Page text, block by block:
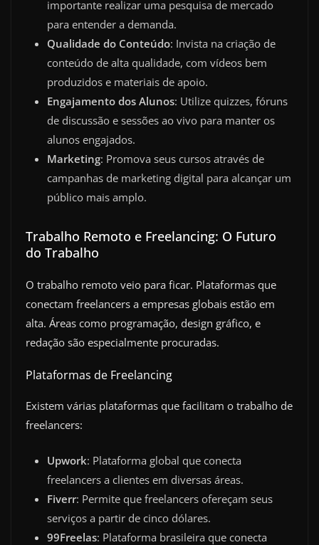
importante realizar uma pesquisa de mercado
para entender a demanda.
Qualidade do Conteúdo: Invista na criação de
conteúdo de alta qualidade, com vídeos bem
produzidos e materiais de apoio.
Engajamento dos Alunos: Utilize quizzes, fóruns
de discussão e sessões ao vivo para manter os
alunos engajados.
Marketing: Promova seus cursos através de
campanhas de marketing digital para alcançar um
público mais amplo.
Trabalho Remoto e Freelancing: O Futuro
do Trabalho
O trabalho remoto veio para ficar. Plataformas que
conectam freelancers a empresas globais estão em
alta. Áreas como programação, design gráfico, e
redação são especialmente procuradas.
Plataformas de Freelancing
Existem várias plataformas que facilitam o trabalho de
freelancers:
Upwork: Plataforma global que conecta
freelancers a clientes em diversas áreas.
Fiverr: Permite que freelancers ofereçam seus
serviços a partir de cinco dólares.
99Freelas: Plataforma brasileira que conecta